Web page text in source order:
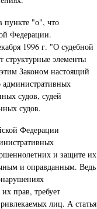
пункте "о", что
Федерации.
1996 г. "О судебной
структурные элементы
Законом настоящий
административных
судов, судей
судов.
Федерации
и защите их
и оправданным. Ведь
прав, требует
лиц. А статья